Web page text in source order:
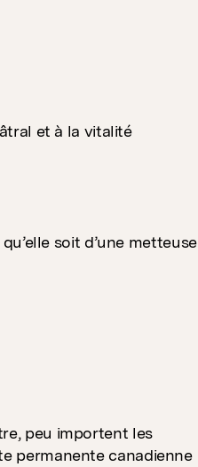
et à la vitalité
soit d’une metteuse
peu importent les
permanente canadienne